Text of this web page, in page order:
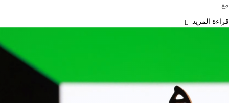
مع...
قراءة المزيد